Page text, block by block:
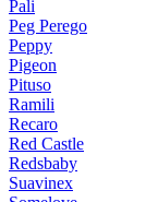
Pali
Peg Perego
Peppy
Pigeon
Pituso
Ramili
Recaro
Red Castle
Redsbaby
Suavinex